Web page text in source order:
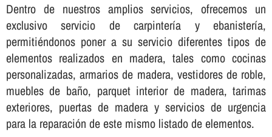
Dentro de nuestros amplios servicios, ofrecemos un
exclusivo servicio de carpinterí­a y ebanisterí­a,
permitiéndonos poner a su servicio diferentes tipos de
elementos realizados en madera, tales como cocinas
personalizadas, armarios de madera, vestidores de roble,
muebles de baño, parquet interior de madera, tarimas
exteriores, puertas de madera y servicios de urgencia
para la reparación de este mismo listado de elementos.